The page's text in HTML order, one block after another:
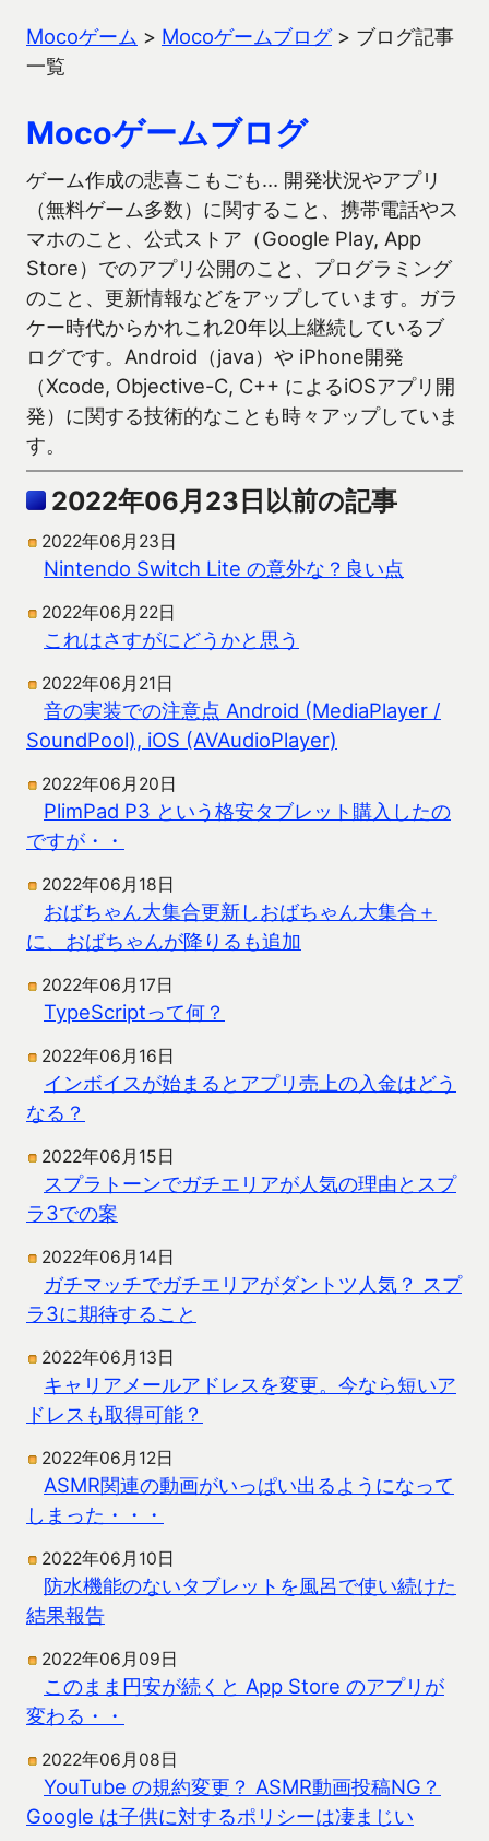
Mocoゲーム > Mocoゲームブログ> ブログ記事
一覧
Mocoゲームブログ
ゲーム作成の悲喜こもごも… 開発状況やアプリ
（無料ゲーム多数）に関すること、携帯電話やス
マホのこと、公式ストア（Google Play, App
Store）でのアプリ公開のこと、プログラミング
のこと、更新情報などをアップしています。ガラ
ケー時代からかれこれ20年以上継続しているブ
ログです。Android（java）や iPhone開発
（Xcode, Objective-C, C++ によるiOSアプリ開
発）に関する技術的なことも時々アップしていま
す。
2022年06月23日以前の記事
2022年06月23日
Nintendo Switch Lite の意外な？良い点
2022年06月22日
これはさすがにどうかと思う
2022年06月21日
音の実装での注意点 Android (MediaPlayer /
SoundPool), iOS (AVAudioPlayer)
2022年06月20日
PlimPad P3 という格安タブレット購入したの
ですが・・
2022年06月18日
おばちゃん大集合更新しおばちゃん大集合＋
に、おばちゃんが降りるも追加
2022年06月17日
TypeScriptって何？
2022年06月16日
インボイスが始まるとアプリ売上の入金はどう
なる？
2022年06月15日
スプラトーンでガチエリアが人気の理由とスプ
ラ3での案
2022年06月14日
ガチマッチでガチエリアがダントツ人気？ スプ
ラ3に期待すること
2022年06月13日
キャリアメールアドレスを変更。今なら短いア
ドレスも取得可能？
2022年06月12日
ASMR関連の動画がいっぱい出るようになって
しまった・・・
2022年06月10日
防水機能のないタブレットを風呂で使い続けた
結果報告
2022年06月09日
このまま円安が続くと App Store のアプリが
変わる・・
2022年06月08日
YouTube の規約変更？ ASMR動画投稿NG？
Google は子供に対するポリシーは凄まじい